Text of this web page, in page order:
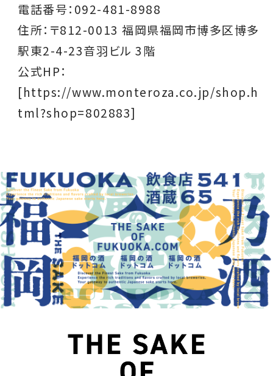
電話番号：092-481-8988
住所：〒812-0013 福岡県福岡市博多区博多
駅東2-4-23音羽ビル 3階
公式HP：
[https://www.monteroza.co.jp/shop.h
tml?shop=802883]